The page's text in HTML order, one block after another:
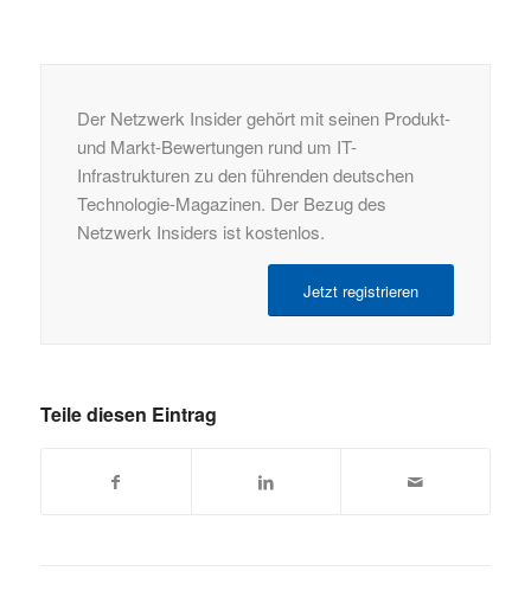
Der Netzwerk Insider gehört mit seinen Produkt-
und Markt-Bewertungen rund um IT-
Infrastrukturen zu den führenden deutschen
Technologie-Magazinen. Der Bezug des
Netzwerk Insiders ist kostenlos.
Jetzt registrieren
Teile diesen Eintrag